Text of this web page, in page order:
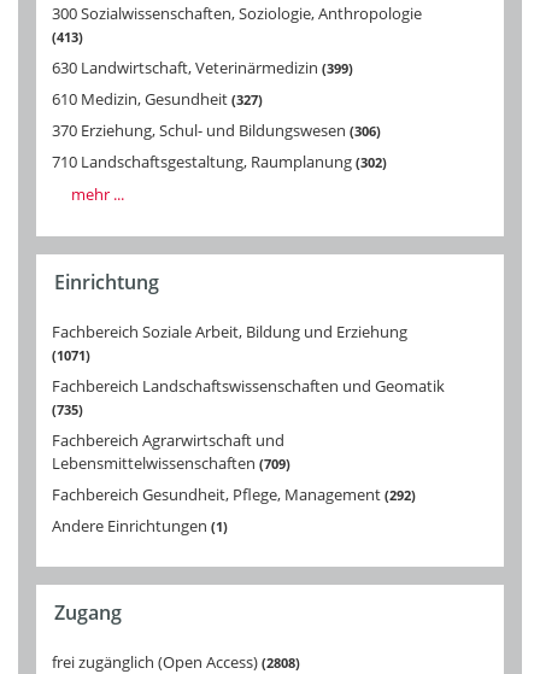
300 Sozialwissenschaften, Soziologie, Anthropologie
413
630 Landwirtschaft, Veterinärmedizin 399
610 Medizin, Gesundheit 327
370 Erziehung, Schul- und Bildungswesen 306
710 Landschaftsgestaltung, Raumplanung 302
mehr ...
Einrichtung
Fachbereich Soziale Arbeit, Bildung und Erziehung
1071
Fachbereich Landschaftswissenschaften und Geomatik
735
Fachbereich Agrarwirtschaft und
Lebensmittelwissenschaften 709
Fachbereich Gesundheit, Pflege, Management 292
Andere Einrichtungen 1
Zugang
frei zugänglich (Open Access) 2808